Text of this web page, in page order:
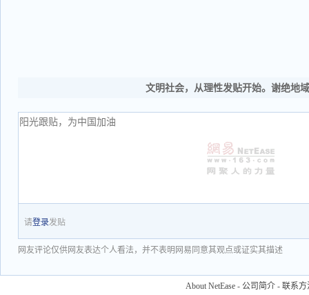
文明社会，从理性发贴开始。谢绝地
请登录发贴
网友评论仅供网友表达个人看法，并不表明网易同意其观点或证实其描述
About NetEase - 公司简介 - 联系方